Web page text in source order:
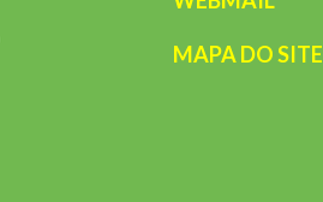
MAPA DO SITE